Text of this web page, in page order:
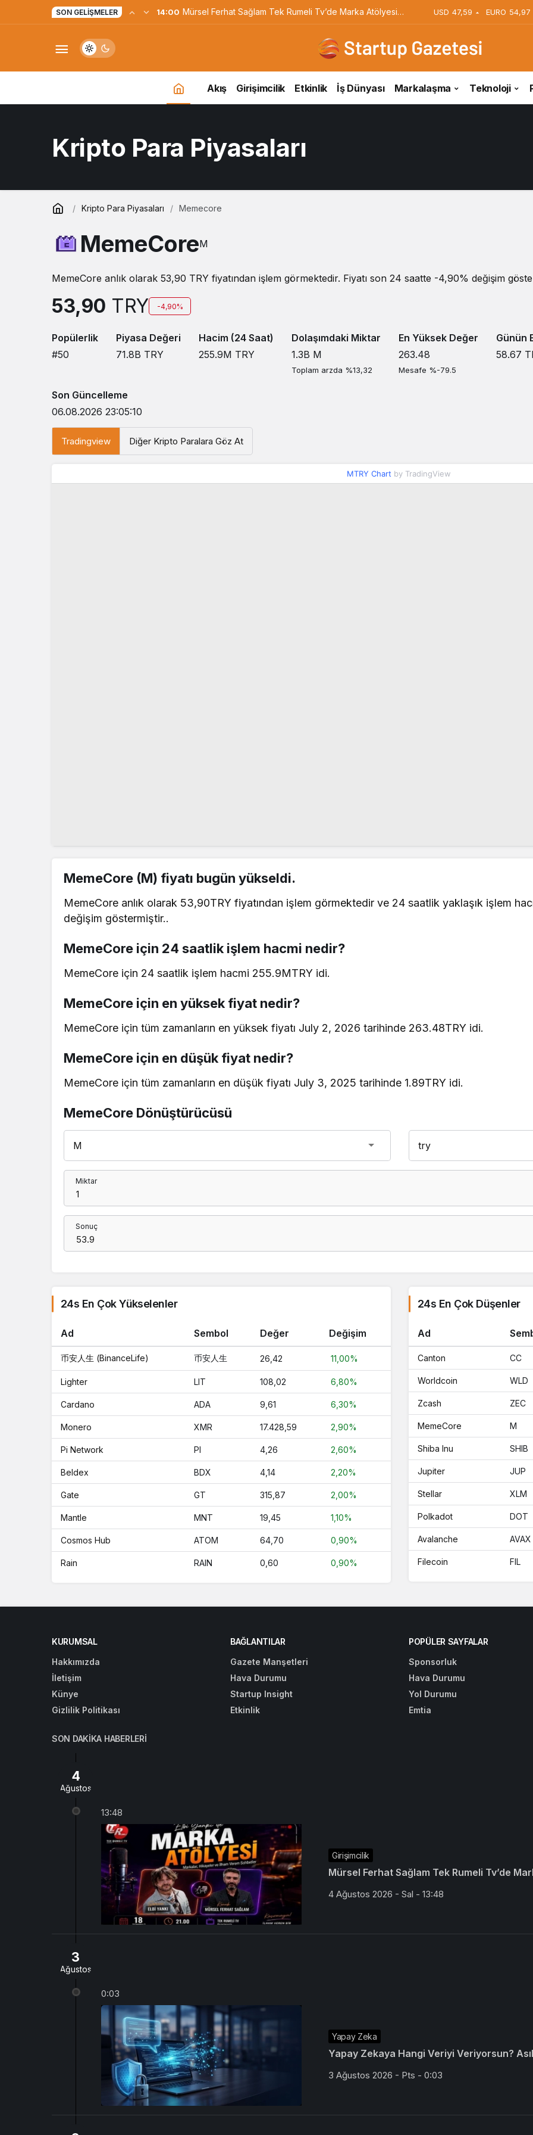
SON GELIŞMELER 0:23 Yapay Zekaya Hangi Veriyi Veriyorsun? Asıl Risk Ürettiğin USD 47,59 EURO 54,97
Akış Girişimcilik Etkinlik İş Dünyası Markalaşma Teknoloji
Kripto Para Piyasaları
Kripto Para Piyasaları Memecore
MemeCoreM
MemeCore anlık olarak 53,90 TRY fiyatından işlem görmektedir. Fiyatı son 24 saatte -4,90% değişim
53,90 TRY -4,90%
Popülerlik
#50
Piyasa Değeri
71.8B TRY
Hacim (24 Saat)
255.9M TRY
Dolaşımdaki Miktar
1.3B M
Toplam arzda %13,32
En Yüksek Değer
263.48
Mesafe %-79.5
Günün
58.67
Son Güncelleme
06.08.2026 23:05:10
Tradingview Diğer Kripto Paralara Göz At
MTRY Chart by TradingView
MemeCore (M) fiyatı bugün yükseldi.
MemeCore anlık olarak 53,90TRY fiyatından işlem görmektedir ve 24 saatlik yaklaşık işlem
değişim göstermiştir..
MemeCore için 24 saatlik işlem hacmi nedir?
MemeCore için 24 saatlik işlem hacmi 255.9MTRY idi.
MemeCore için en yüksek fiyat nedir?
MemeCore için tüm zamanların en yüksek fiyatı July 2, 2026 tarihinde 263.48TRY idi.
MemeCore için en düşük fiyat nedir?
MemeCore için tüm zamanların en düşük fiyatı July 3, 2025 tarihinde 1.89TRY idi.
MemeCore Dönüştürücüsü
Miktar
Sonuç
24s En Çok Yükselenler
Ad Sembol Değer Değişim
币安人生 (BinanceLife) 币安人生 26,42 11,00%
Lighter LIT 108,02 6,80%
Cardano ADA 9,61 6,30%
Monero XMR 17.428,59 2,90%
Pi Network PI 4,26 2,60%
Beldex BDX 4,14 2,20%
Gate GT 315,87 2,00%
Mantle MNT 19,45 1,10%
Cosmos Hub ATOM 64,70 0,90%
Rain RAIN 0,60 0,90%
24s En Çok Düşenler
Ad
Canton CC
Worldcoin WLD
Zcash ZEC
MemeCore M
Shiba Inu SHIB
Jupiter JUP
Stellar XLM
Polkadot DOT
Avalanche AVAX
Filecoin FIL
KURUMSAL
Hakkımızda
İletişim
Künye
Gizlilik Politikası
BAĞLANTILAR
Gazete Manşetleri
Hava Durumu
Startup Insight
Etkinlik
POPÜLER SAYFALAR
Sponsorluk
Hava Durumu
Yol Durumu
Emtia
SON DAKIKA HABERLERI
4
Ağustos
13:48
Girişimcilik
Mürsel Ferhat Sağlam Tek Rumeli Tv’de
4 Ağustos 2026 - Sal - 13:48
3
Ağustos
0:03
Yapay Zeka
Yapay Zekaya Hangi Veriyi Veriyorsun?
3 Ağustos 2026 - Pts - 0:03